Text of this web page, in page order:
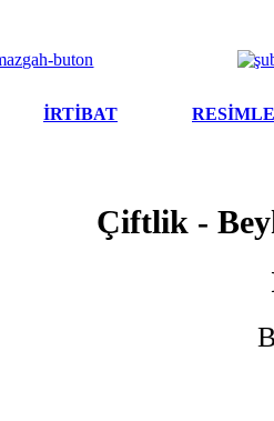
İRTİBAT
Çiftlik -